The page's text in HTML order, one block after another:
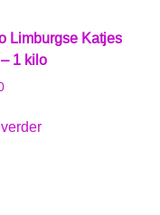
Limburgse Katjes
1 kilo